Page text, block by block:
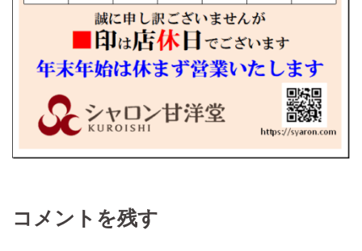
コメントを残す